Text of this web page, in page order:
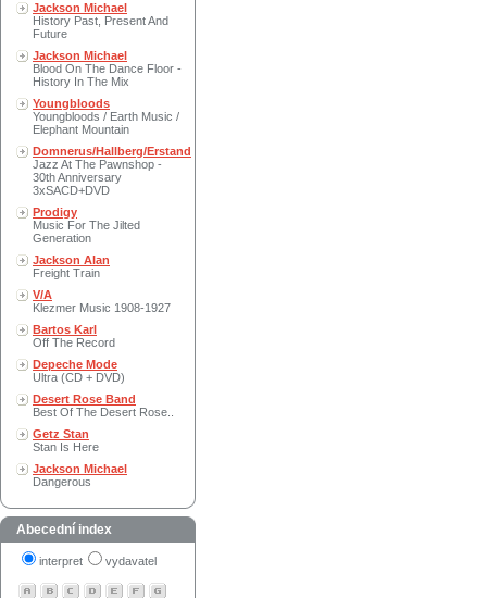
Jackson Michael
History Past, Present And
Future
Jackson Michael
Blood On The Dance Floor -
History In The Mix
Youngbloods
Youngbloods / Earth Music /
Elephant Mountain
Domnerus/Hallberg/Erstand
Jazz At The Pawnshop -
30th Anniversary
3xSACD+DVD
Prodigy
Music For The Jilted
Generation
Jackson Alan
Freight Train
V/A
Klezmer Music 1908-1927
Bartos Karl
Off The Record
Depeche Mode
Ultra (CD + DVD)
Desert Rose Band
Best Of The Desert Rose..
Getz Stan
Stan Is Here
Jackson Michael
Dangerous
Abecední index
interpret vydavatel